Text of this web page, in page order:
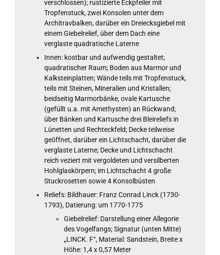
verschlossen); rustizierte Eckpfeiler mit
Tropfenstuck, zwei Konsolen unter dem
Architravbalken, darüber ein Dreiecksgiebel mit
einem Giebelrelief, über dem Dach eine
verglaste quadratische Laterne
Innen: kostbar und aufwendig gestaltet;
quadratischer Raum; Boden aus Marmor und
Kalksteinplatten; Wände teils mit Tropfenstuck,
teils mit Steinen, Mineralien und Kristallen;
beidseitig Marmorbänke, ovale Kartusche
(gefüllt u.a. mit Amethysten) an Rückwand;
über Bänken und Kartusche drei Bleireliefs in
Lünetten und Rechteckfeld; Decke teilweise
geöffnet, darüber ein Lichtschacht, darüber die
verglaste Laterne; Decke und Lichtschacht
reich veziert mit vergoldeten und versilberten
Hohlglaskörpern; im Lichtschacht 4 große
Stuckrosetten sowie 4 Konsolbüsten
Reliefs: Bildhauer: Franz Conrad Linck (1730-
1793), Datierung: um 1770-1775
Giebelrelief: Darstellung einer Allegorie
des Vogelfangs; Signatur (unten Mitte)
„LINCK. F“, Material: Sandstein, Breite x
Höhe: 1,4 x 0,57 Meter